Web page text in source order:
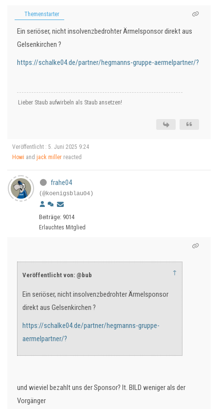
Themenstarter
Ein seriöser, nicht insolvenzbedrohter Ärmelsponsor direkt aus
Gelsenkirchen ?
https://schalke04.de/partner/hegmanns-gruppe-aermelpartner/?
Lieber Staub aufwirbeln als Staub ansetzen!
Veröffentlicht : 5. Juni 2025 9:24
Howi and jack miller reacted
frahe04
(@koenigsblau04)
Beiträge: 9014
Erlauchtes Mitglied
Veröffentlicht von: @bub ↑
Ein seriöser, nicht insolvenzbedrohter Ärmelsponsor
direkt aus Gelsenkirchen ?
https://schalke04.de/partner/hegmanns-gruppe-
aermelpartner/?
und wieviel bezahlt uns der Sponsor? lt. BILD weniger als der
Vorgänger